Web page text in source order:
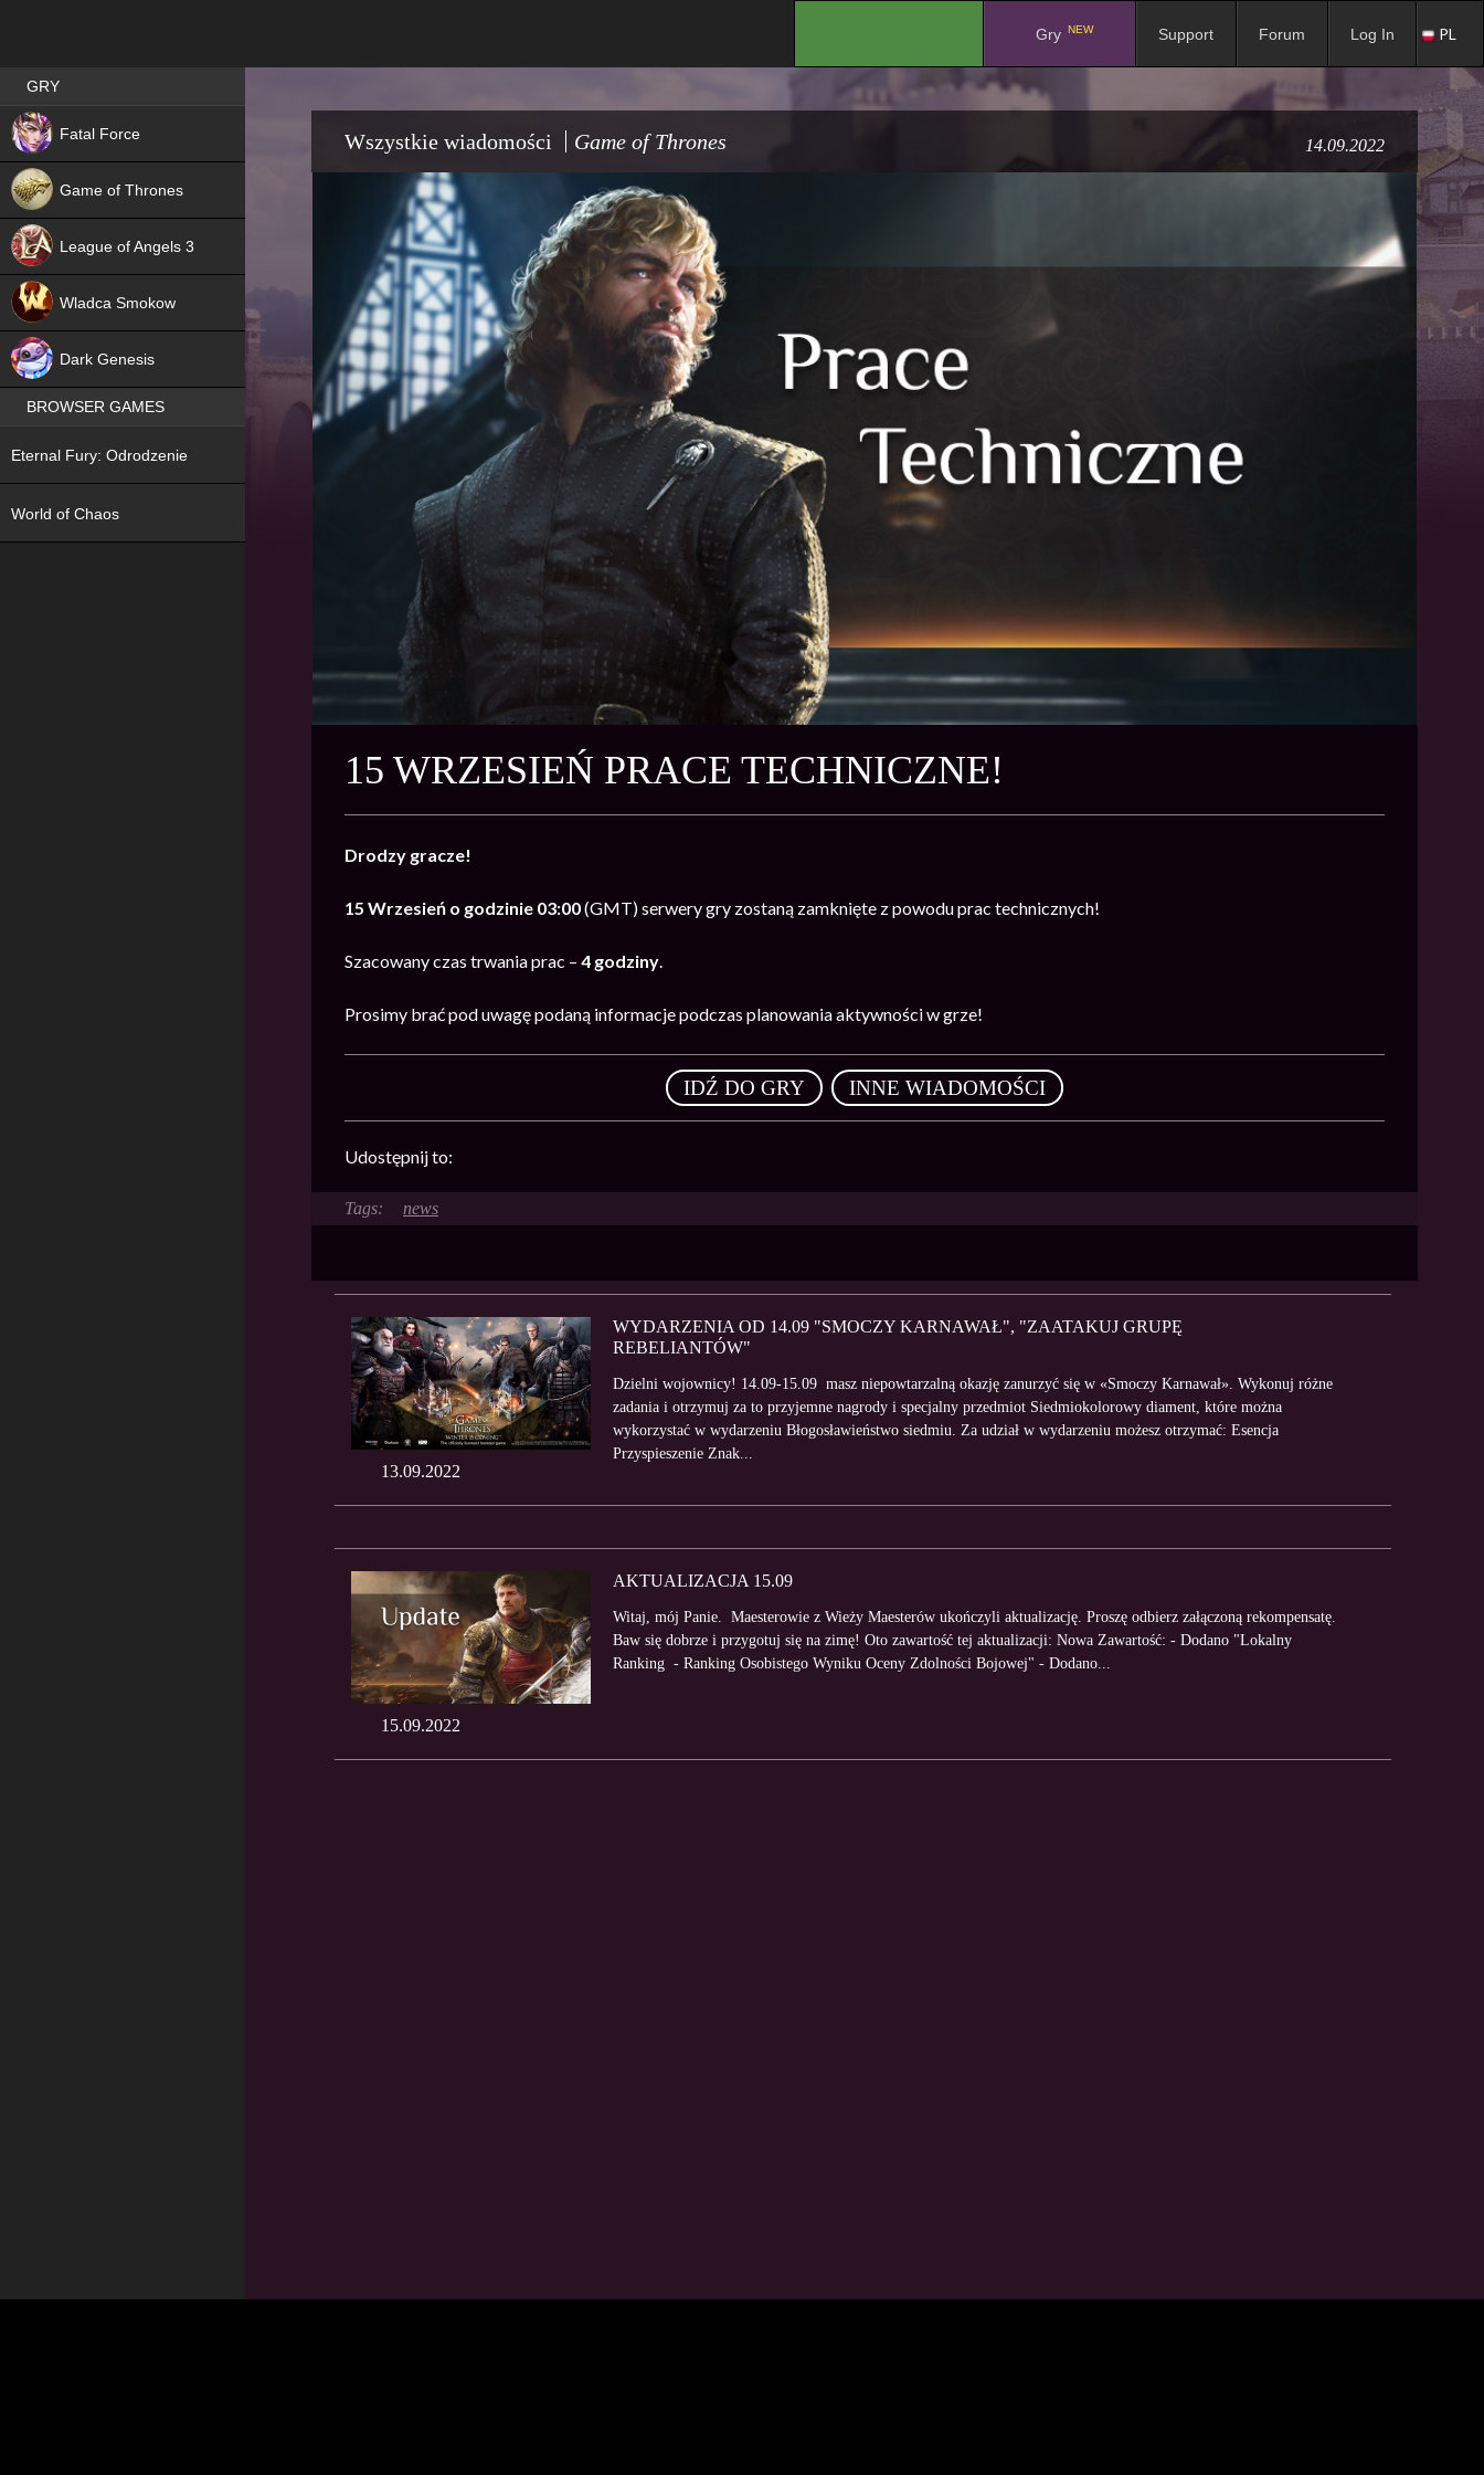
Gry NEW Support Forum Log In PL
Wszystkie wiadomości Game of Thrones 14.09.2022
15 WRZESIEŃ PRACE TECHNICZNE!
Drodzy gracze!
15 Wrzesień o godzinie 03:00(GMT) serwery gry zostaną zamknięte z powodu prac technicznych!
Szacowany czas trwania prac – 4 godziny.
Prosimy brać pod uwagę podaną informacje podczas planowania aktywności w grze!
IDŹ DO GRY INNE WIADOMOŚCI
Udostępnij to:
news
13.09.2022
WYDARZENIA OD 14.09 "SMOCZY KARNAWAŁ", "ZAATAKUJ GRUPĘ
REBELIANTÓW"
Dzielni wojownicy! 14.09-15.09 masz niepowtarzalną okazję zanurzyć się w «Smoczy Karnawał». Wykonuj różne
zadania i otrzymuj za to przyjemne nagrody i specjalny przedmiot Siedmiokolorowy diament, które można
wykorzystać w wydarzeniu Błogosławieństwo siedmiu. Za udział w wydarzeniu możesz otrzymać: Esencja
Przyspieszenie Znak...
15.09.2022
AKTUALIZACJA 15.09
Witaj, mój Panie. Maesterowie z Wieży Maesterów ukończyli aktualizację. Proszę odbierz załączoną rekompensatę.
Baw się dobrze i przygotuj się na zimę! Oto zawartość tej aktualizacji: Nowa Zawartość: - Dodano "Lokalny
Ranking - Ranking Osobistego Wyniku Oceny Zdolności Bojowej" - Dodano...
Best RPG games in Poland
GRY
Fatal Force
Game of Thrones
League of Angels 3
Wladca Smokow
Dark Genesis
BROWSER GAMES
Eternal Fury: Odrodzenie
World of Chaos